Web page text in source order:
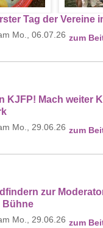
Tag der Vereine
Mo., 06.07.26 zum
KJFP! Mach weiter
Mo., 29.06.26 zum
zur
Bühne
Mo., 29.06.26 zum